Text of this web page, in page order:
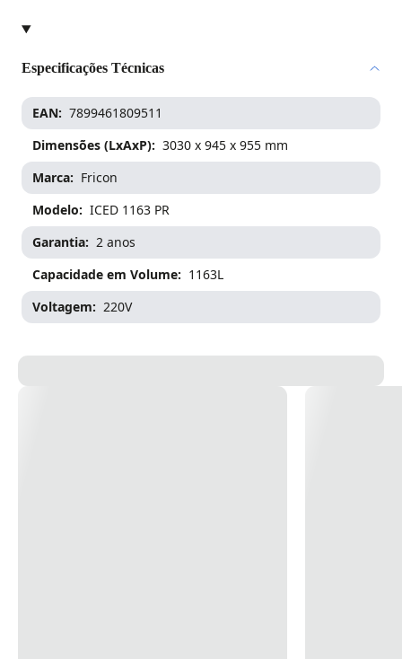
Especificações Técnicas
EAN
7899461809511
Dimensões (LxAxP)
3030 x 945 x 955 mm
Marca
Fricon
Modelo
ICED 1163 PR
Garantia
2 anos
Capacidade em Volume
1163L
Voltagem
220V